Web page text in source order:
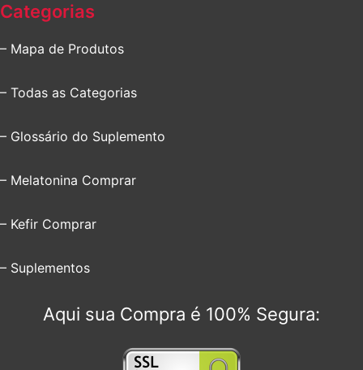
Categorias
– Mapa de Produtos
– Todas as Categorias
– Glossário do Suplemento
– Melatonina Comprar
– Kefir Comprar
– Suplementos
Aqui sua Compra é 100% Segura: